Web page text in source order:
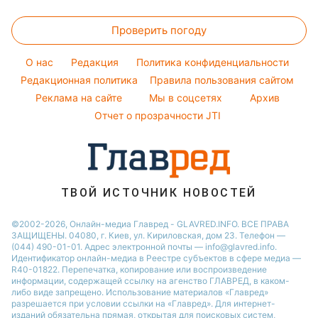
Новости Житомира
Новости Одессы
Новости моды
Советы от Андре Тана
Женские стрижки
Комнатные растения
Уборка
Авто
Денежная помощь
Тарифы
Курс валют
Проверить погоду
O нас Редакция
Политика конфиденциальности
Редакционная политика
Правила пользования сайтом
Реклама на сайте
Мы в соцсетях
Архив
Отчет о прозрачности JTI
ТВОЙ ИСТОЧНИК НОВОСТЕЙ
©2002-2026, Онлайн-медиа Главред - GLAVRED.INFO. ВСЕ ПРАВА
ЗАЩИЩЕНЫ. 04080, г. Киев, ул. Кириловская, дом 23. Телефон —
(044) 490-01-01. Адрес электронной почты — info@glavred.info.
Идентификатор онлайн-медиа в Реестре cубъектов в сфере медиа —
R40-01822. Перепечатка, копирование или воспроизведение
информации, содержащей ссылку на агенство ГЛАВРЕД, в каком-
либо виде запрещено. Использование материалов «Главред»
разрешается при условии ссылки на «Главред». Для интернет-
изданий обязательна прямая, открытая для поисковых систем,